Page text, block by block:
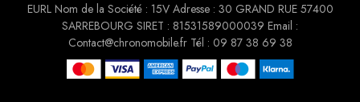
EURL Nom de la Société : 15V Adresse : 30 GRAND RUE 57400
SARREBOURG SIRET : 81531589000039 Email :
Contact@chronomobile.fr Tél : 09 87 38 69 38